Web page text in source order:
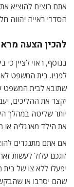
אתם רוצים להוציא
הסדרי ראייה יהווה
להכין הצעה
בנוסף, ראוי לציין
לפניו. בית המשפט
שתובא לבית המשפט
יקצר את ההליכים,
יותר שליטה במהלך
את הילד מאנגליה או
אם אתם מתנגדים
זוגכם עלול לעשות
יפעלו ללא צו של
שהם יסרבו או